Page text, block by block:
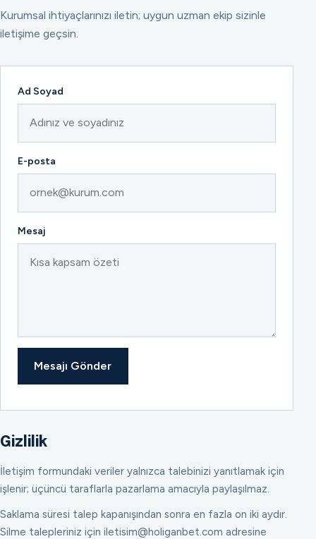
Kurumsal ihtiyaçlarınızı iletin; uygun uzman ekip sizinle
iletişime geçsin.
Ad Soyad
E-posta
Mesaj
Mesajı Gönder
Gizlilik
İletişim formundaki veriler yalnızca talebinizi yanıtlamak için
işlenir; üçüncü taraflarla pazarlama amacıyla paylaşılmaz.
Saklama süresi talep kapanışından sonra en fazla on iki aydır.
Silme talepleriniz için iletisim@holiganbet.com adresine